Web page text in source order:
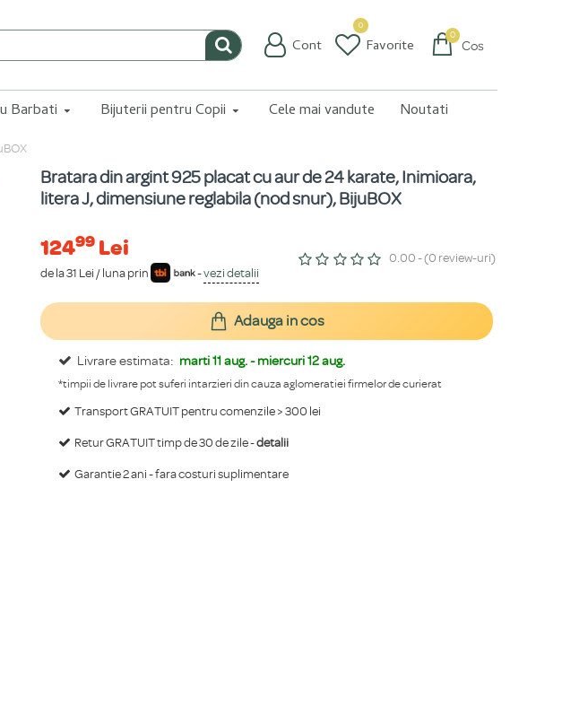
Cont Favorite
0
Coș
0
Barbati Bijuterii pentru Copii Cele mai vandute Noutati
Bratara din argint 925 placat cu aur de 24 karate, Inimioara,
litera J, dimensiune reglabila (nod snur), BijuBOX
12499 Lei
de la 31 Lei / luna prin -vezi detalii
0.00 - (0 review-uri)
Livrare estimata: marti 11 aug. - miercuri 12 aug.
*timpii de livrare pot suferi intarzieri din cauza aglomeratiei firmelor de curierat
Transport GRATUIT pentru comenzile > 300 lei
Retur GRATUIT timp de 30 de zile -detalii
Garantie 2 ani - fara costuri suplimentare
Adauga in cos